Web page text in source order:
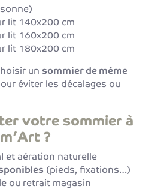
lit 140x200 cm
lit 160x200 cm
lit 180x200 cm
un sommier de même
éviter les décalages ou
votre sommier à
?
et aération naturelle
(pieds, fixations…)
ou retrait magasin